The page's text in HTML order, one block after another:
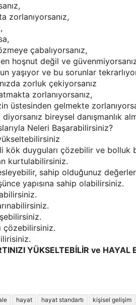
zorlanıyorsanız,
çabalıyorsanız,
hoşnut değil ve
yaşıyor ve bu sorunlar
zorluk çekiyorsanız
zorlanıyorsanız,
üstesinden gelmekte
bireysel danışmanlık
Neleri Başarabilirsiniz?
kök duyguları çözebilir ve bolluk
kurtulabilirsiniz.
sahip olduğunuz
yapısına sahip olabilirsiniz.
çözebilirsiniz.
YÜKSELTEBİLİR ve HAYAL
hayat hayat standartı kişisel gelişim